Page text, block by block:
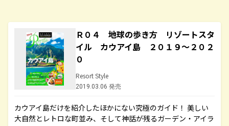
Ｒ０４ 地球の歩き方 リゾートスタ
イル カウアイ島 ２０１９～２０２
０
Resort Style
2019.03.06 発売
カウアイ島だけを紹介したほかにない究極のガイド！ 美しい
大自然とレトロな町並み、そして神話が残るガーデン・アイラ